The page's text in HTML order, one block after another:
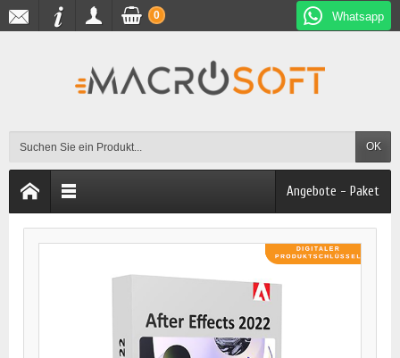
Whatsapp
OK
0
Angebote - Paket